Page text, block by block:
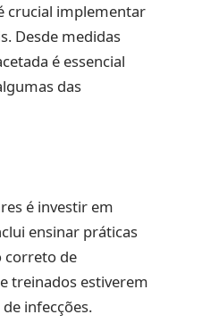
crucial implementar
Desde medidas
é essencial
das
é investir em
ensinar práticas
correto de
treinados estiverem
infecções.